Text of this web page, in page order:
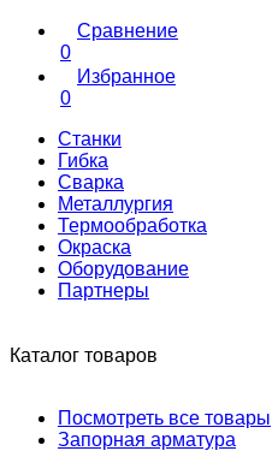
Сравнение
0
Избранное
0
Станки
Гибка
Сварка
Металлургия
Термообработка
Окраска
Оборудование
Партнеры
Каталог товаров
Посмотреть все товары
Запорная арматура